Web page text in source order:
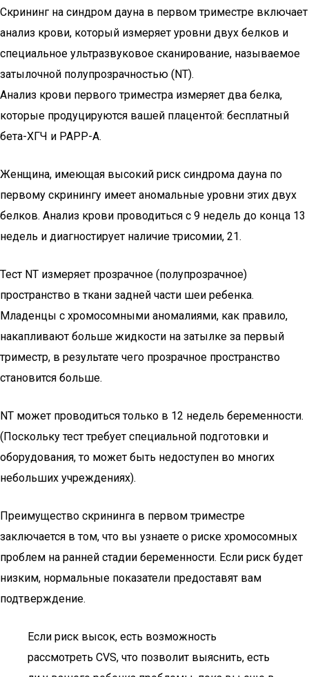
Скрининг на синдром дауна в первом триместре включает
анализ крови, который измеряет уровни двух белков и
специальное ультразвуковое сканирование, называемое
затылочной полупрозрачностью (NT).
Анализ крови первого триместра измеряет два белка,
которые продуцируются вашей плацентой: бесплатный
бета-ХГЧ и PAPP-A.
Женщина, имеющая высокий риск синдрома дауна по
первому скринингу имеет аномальные уровни этих двух
белков. Анализ крови проводиться с 9 недель до конца 13
недель и диагностирует наличие трисомии, 21.
Тест NT измеряет прозрачное (полупрозрачное)
пространство в ткани задней части шеи ребенка.
Младенцы с хромосомными аномалиями, как правило,
накапливают больше жидкости на затылке за первый
триместр, в результате чего прозрачное пространство
становится больше.
NT может проводиться только в 12 недель беременности.
(Поскольку тест требует специальной подготовки и
оборудования, то может быть недоступен во многих
небольших учреждениях).
Преимущество скрининга в первом триместре
заключается в том, что вы узнаете о риске хромосомных
проблем на ранней стадии беременности. Если риск будет
низким, нормальные показатели предоставят вам
подтверждение.
Если риск высок, есть возможность
рассмотреть CVS, что позволит выяснить, есть